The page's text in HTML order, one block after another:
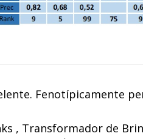
Fenotípicamente
, Transformador de